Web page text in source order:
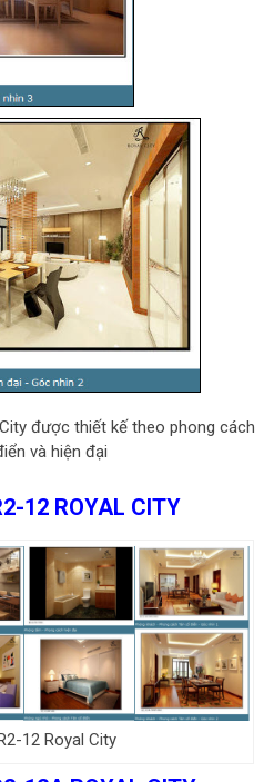
được thiết kế theo phong cách
và hiện đại
12 ROYAL CITY
12 Royal City